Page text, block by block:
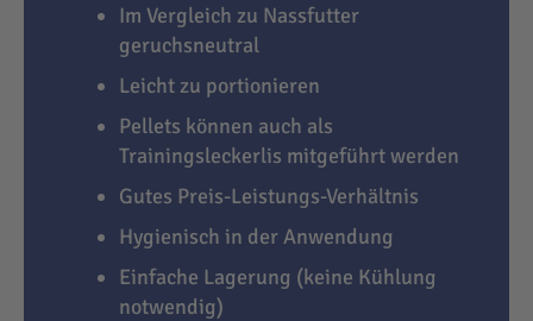
Im Vergleich zu Nassfutter
geruchsneutral
Leicht zu portionieren
Pellets können auch als
Trainingsleckerlis mitgeführt werden
Gutes Preis-Leistungs-Verhältnis
Hygienisch in der Anwendung
Einfache Lagerung (keine Kühlung
notwendig)